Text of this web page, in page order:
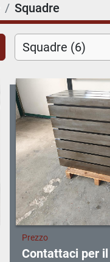
Squadre
Squadre (6)
Prezzo
Contattaci per